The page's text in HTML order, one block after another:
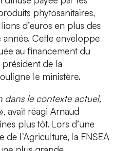
phytosanitaires,
d’euros en plus des
Cette enveloppe
au financement du
de la
le ministère.
dans le contexte actuel,
avait réagi Arnaud
plus tôt. Lors d’une
l’Agriculture, la FNSEA